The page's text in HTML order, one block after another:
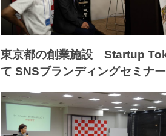
東京都の創業施設 Startup
て SNSブランディングセミナ